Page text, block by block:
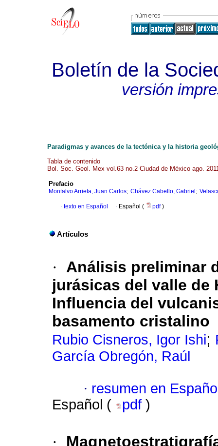
Boletín de la
versión
Paradigmas y avances de la tectónica y la historia
Tabla de contenido
Bol. Soc. Geol. Mex vol.63 no.2 Ciudad de México ago.
Prefacio
Montalvo Arrieta, Juan Carlos; Chávez Cabello, Gabriel ;
· texto en Español · Español ( pdf)
Artículos
·
Análisis preliminar
jurásicas del valle de
Influencia del
basamento cristalino
Rubio Cisneros, Igor Ishi;
García Obregón, Raúl
· resumen en
Español (
pdf )
·